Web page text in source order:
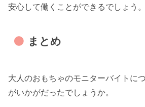
安心して働くことができるでしょう。
まとめ
大人のおもちゃのモニターバイトに
がいかがだったでしょうか。